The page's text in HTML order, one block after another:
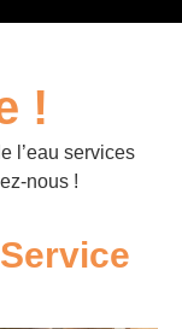
!
l’eau services
nous !